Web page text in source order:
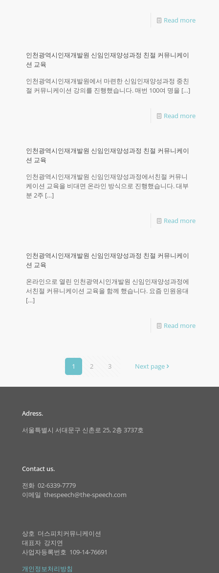
Read more
인천광역시인재개발원 신임인재양성과정 친절 커뮤니케이
션 교육
인천광역시인재개발원에서 마련한 신임인재양성과정 중친
절 커뮤니케이션 강의를 진행했습니다. 매번 100여 명을 […]
Read more
인천광역시인재개발원 신임인재양성과정 친절 커뮤니케이
션 교육
인천광역시인재개발원 신임인재양성과정에서친절 커뮤니
케이션 교육을 비대면 온라인 방식으로 진행했습니다. 대부
분 2주 […]
Read more
인천광역시인재개발원 신임인재양성과정 친절 커뮤니케이
션 교육
온라인으로 열린 인천광역시인개발원 신임인재양성과정에
서친절 커뮤니케이션 교육을 함께 했습니다. 요즘 민원응대
[…]
Read more
1 2 3 Next page
Adress.
서울특별시 서대문구 신촌로 25, 2층 3737호
Contact us.
전화 02-6339-7779
이메일 thespeech@the-speech.com
상호 더스피치커뮤니케이션
대표자 강지연
사업자등록번호 109-14-76691
개인정보처리방침